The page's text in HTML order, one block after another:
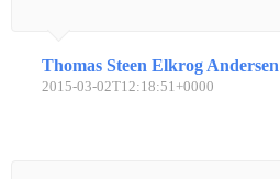
Thomas Steen Elkrog Andersen
2015-03-02T12:18:51+0000